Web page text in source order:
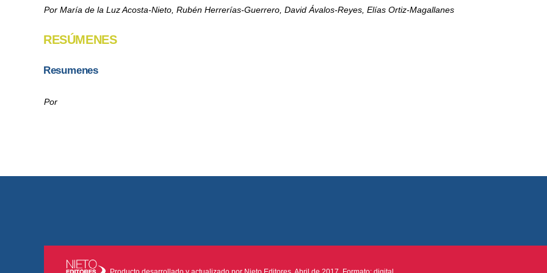
Por María de la Luz Acosta-Nieto, Rubén Herrerías-Guerrero, David Ávalos-Reyes, Elías Ortiz-Magallanes
RESÚMENES
Resumenes
Por